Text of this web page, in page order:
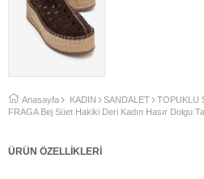
Anasayfa KADIN SANDALET
TOPUKLU
FRAGA Bej Süet Hakiki Deri Kadın Hasır Dolgu
ÜRÜN ÖZELLIKLERI